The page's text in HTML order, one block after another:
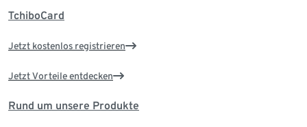
TchiboCard
Jetzt kostenlos registrieren
Jetzt Vorteile entdecken
Rund um unsere Produkte